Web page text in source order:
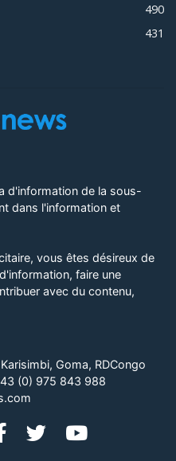
490
431
d'information de la sous-
dans l'information et
vous êtes désireux de
faire une
avec du contenu,
Goma, RDCongo
(0) 975 843 988